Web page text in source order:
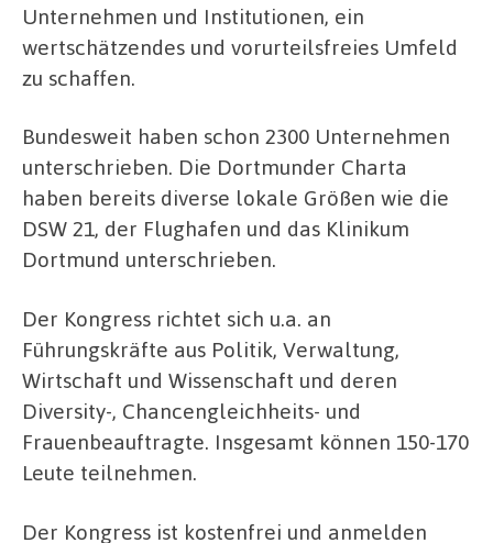
Unternehmen und Institutionen, ein
wertschätzendes und vorurteilsfreies Umfeld
zu schaffen.
Bundesweit haben schon 2300 Unternehmen
unterschrieben. Die Dortmunder Charta
haben bereits diverse lokale Größen wie die
DSW 21, der Flughafen und das Klinikum
Dortmund unterschrieben.
Der Kongress richtet sich u.a. an
Führungskräfte aus Politik, Verwaltung,
Wirtschaft und Wissenschaft und deren
Diversity-, Chancengleichheits- und
Frauenbeauftragte. Insgesamt können 150-170
Leute teilnehmen.
Der Kongress ist kostenfrei und anmelden